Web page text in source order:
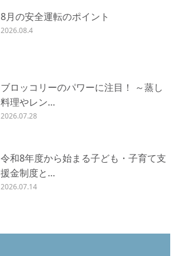
8月の安全運転のポイント
2026.08.4
ブロッコリーのパワーに注目！ ～蒸し
料理やレン…
2026.07.28
令和8年度から始まる子ども・子育て支
援金制度と…
2026.07.14